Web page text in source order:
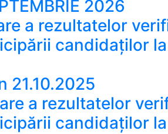
2026
a rezultatelor
candidaților
21.10.2025
a rezultatelor
candidaților